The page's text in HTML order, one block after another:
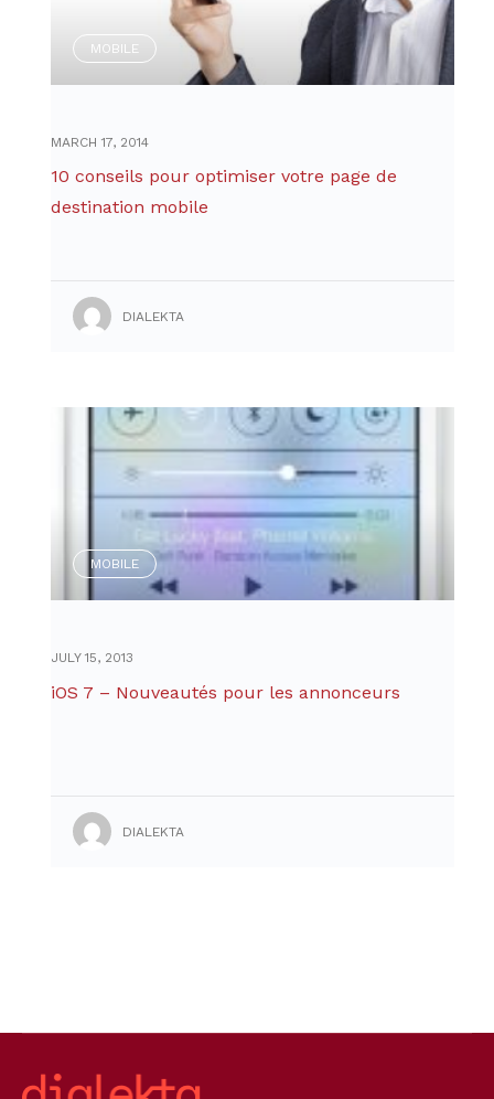
MOBILE
MARCH 17, 2014
10 conseils pour optimiser votre page de
destination mobile
DIALEKTA
MOBILE
JULY 15, 2013
iOS 7 – Nouveautés pour les annonceurs
DIALEKTA